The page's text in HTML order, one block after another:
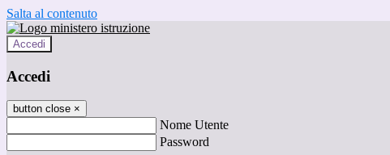
Salta al contenuto
Accedi
Accedi
button close ×
Nome Utente
Password